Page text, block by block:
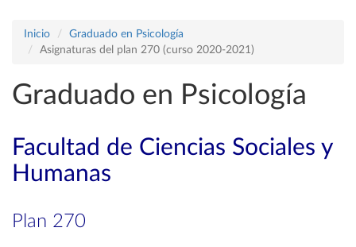
Inicio
Graduado en Psicología
Asignaturas del plan 270 (curso 2020-2021)
Graduado en Psicología
Facultad de Ciencias Sociales y
Humanas
Plan 270